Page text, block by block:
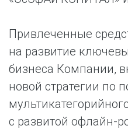
Привлеченные
на развитие
бизнеса Компании,
новой стратегии по
с развитой офлайн-